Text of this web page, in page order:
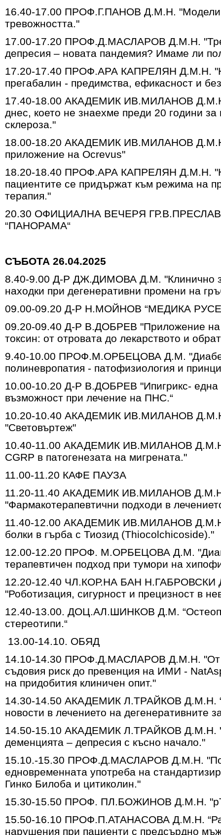
16.40-17.00 ПРОФ.Г.ПАНОВ Д.М.Н.
тревожността."
17.00-17.20 ПРОФ.Д.МАСЛАРОВ Д.М.Н.
депресия – новата пандемия? Имаме ли
17.20-17.40 ПРОФ.АРА КАПРЕЛЯН Д.М.Н.
прегабалин - предимства, ефикасност и
17.40-18.00 АКАДЕМИК ИВ.МИЛАНОВ
днес, което не знаехме преди 20 години
склероза."
18.00-18.20 АКАДЕМИК ИВ.МИЛАНОВ
приложение на Ocrevus"
18.20-18.40 ПРОФ.АРА КАПРЕЛЯН Д.М.Н.
пациентите се придържат към режима на
терапия."
20.30 ОФИЦИАЛНА ВЕЧЕРЯ
“ПАНОРАМА“
СЪБОТА 26.04.2025
8.40-9.00 Д-Р ДЖ.ДИМОВА Д.М. "Клинично
находки при дегенеративни промени на
09.00-09.20 Д-Р Н.МОЙНОВ “МЕДИКА
09.20-09.40 Д-Р В.ДОБРЕВ "Приложение на
токсин: от отровата до лекарството и
9.40-10.00 ПРОФ.М.ОРБЕЦОВА Д.М.
полиневропатия - патофизиология и
10.00-10.20 Д-Р В.ДОБРЕВ "Ипигрикс- една
възможност при лечение на ПНС.“
10.20-10.40 АКАДЕМИК ИВ.МИЛАНОВ
"Световъртеж"
10.40-11.00 АКАДЕМИК ИВ.МИЛАНОВ
CGRP в патогенезата на мигрената."
11.00-11.20 КАФЕ ПАУЗА
11.20-11.40 АКАДЕМИК ИВ.МИЛАНОВ
"Фармакотерапевтични подходи в
11.40-12.00 АКАДЕМИК ИВ.МИЛАНОВ
болки в гърба с Тиозид (Thiocolchicoside)."
12.00-12.20 ПРОФ. М.ОРБЕЦОВА Д.М.
терапевтичен подход при тумори на
12.20-12.40 ЧЛ.КОР.НА БАН Н.ГАБРОВСКИ
"Роботизация, сигурност и прецизност в
12.40-13.00. ДОЦ.АЛ.ШИНКОВ Д.М.
стереотипи.“
13.00-14.10. ОБЯД
14.10-14.30 ПРОФ.Д.МАСЛАРОВ Д.М.Н. "От
съдовия риск до превенция на ИМИ -
на придобития клиничен опит."
14.30-14.50 АКАДЕМИК Л.ТРАЙКОВ Д.М.Н.
новости в лечението на дегенеративните
14.50-15.10 АКАДЕМИК Л.ТРАЙКОВ Д.М.Н.
деменцията – депресия с късно начало."
15.10.-15.30 ПРОФ.Д.МАСЛАРОВ Д.М.Н.
едновременната употреба на
Гинко Билоба и цитиколин."
15.30-15.50 ПРОФ. ПЛ.БОЖИНОВ Д.М.Н.
15.50-16.10 ПРОФ.П.АТАНАСОВА Д.М.Н.
нарушения при пациенти с предсърдно